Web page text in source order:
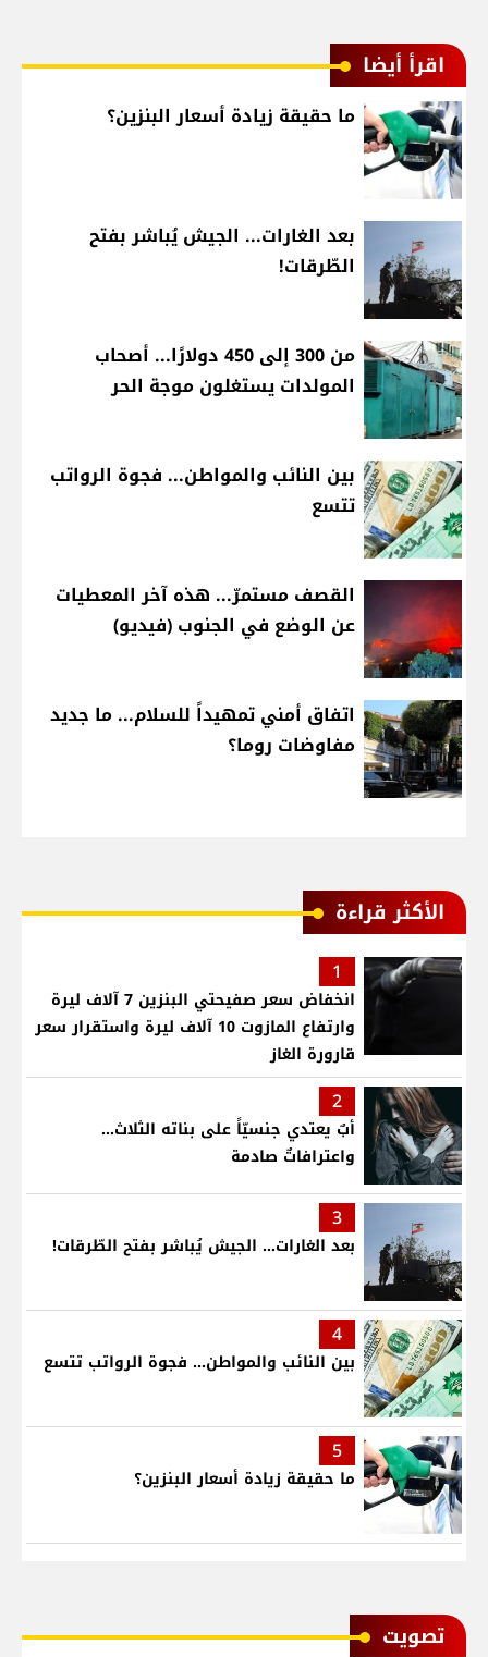
اقرأ أيضا
ما حقيقة زيادة أسعار البنزين؟
بعد الغارات... الجيش يُباشر بفتح
الطّرقات!
من 300 إلى 450 دولارًا... أصحاب
المولدات يستغلون موجة الحر
بين النائب والمواطن... فجوة الرواتب
تتسع
القصف مستمرّ... هذه آخر المعطيات
عن الوضع في الجنوب (فيديو)
اتفاق أمني تمهيداً للسلام... ما جديد
مفاوضات روما؟
الأكثر قراءة
1
انخفاض سعر صفيحتي البنزين 7 آلاف ليرة
وارتفاع المازوت 10 آلاف ليرة واستقرار سعر
قارورة الغاز
2
أبٌ يعتدي جنسيّاً على بناته الثلاث…
واعترافاتٌ صادمة
3
بعد الغارات... الجيش يُباشر بفتح الطّرقات!
4
بين النائب والمواطن... فجوة الرواتب تتسع
5
ما حقيقة زيادة أسعار البنزين؟
ﺗﺼﻮﻳﺖ